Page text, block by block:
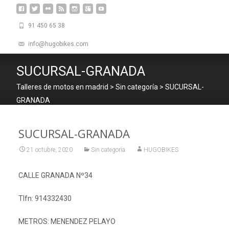
91 450 65 38
info@hugobikes.com
SUCURSAL-GRANADA
Talleres de motos en madrid > Sin categoría > SUCURSAL-
GRANADA
SUCURSAL-GRANADA
21 octubre, 2020 Sin categoría HUGOBIKES
CALLE GRANADA Nº34
Tlfn: 914332430
METROS: MENENDEZ PELAYO